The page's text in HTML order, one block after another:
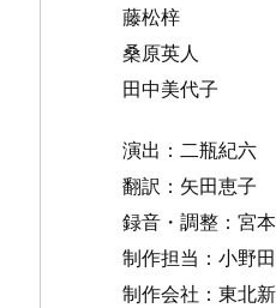
藤松梓
桑原英人
田中美代子
演出：二瓶紀六
翻訳：矢田恵子
録音・調整：宮
制作担当：小野
制作会社：東北